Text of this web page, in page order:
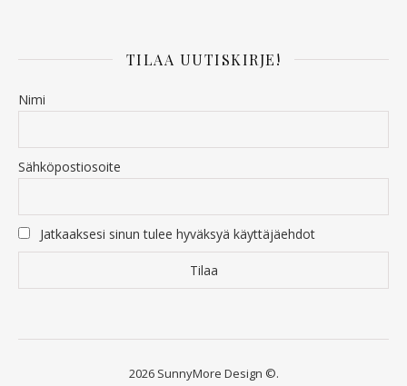
TILAA UUTISKIRJE!
Nimi
Sähköpostiosoite
Jatkaaksesi sinun tulee hyväksyä käyttäjäehdot
2026 SunnyMore Design ©.